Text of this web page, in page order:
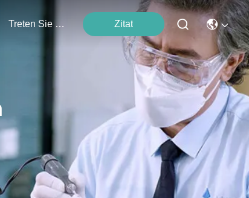
Treten Sie Mit Uns In Verbindung Zitat